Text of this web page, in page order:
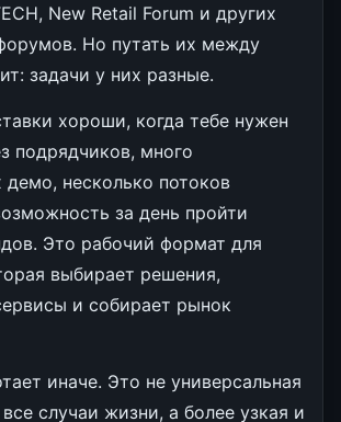
New Retail Forum и других
Но путать их между
задачи у них разные.
хороши, когда тебе нужен
подрядчиков, много
демо, несколько потоков
за день пройти
Это рабочий формат для
выбирает решения,
и собирает рынок
иначе. Это не универсальная
случаи жизни, а более узкая и